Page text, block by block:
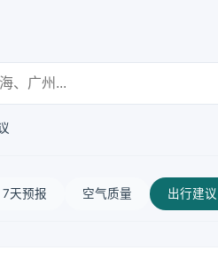
7天预报 空气质量 出行建议